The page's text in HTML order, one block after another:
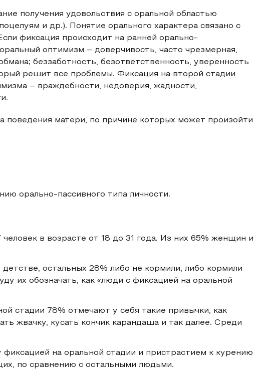
получения удовольствия с оральной областью
и др.). Понятие орального характера связано с
фиксация происходит на ранней орально-
оптимизм – доверчивость, часто чрезмерная,
беззаботность, безответственность, уверенность
решит все проблемы. Фиксация на второй стадии
– враждебности, недоверия, жадности,
поведения матери, по причине которых может произойти
орально-пассивного типа личности.
человек в возрасте от 18 до 31 года. Из них 65% женщин и
остальных 28% либо не кормили, либо кормили
их обозначать, как «люди с фиксацией на оральной
стадии 78% отмечают у себя такие привычки, как
жвачку, кусать кончик карандаша и так далее. Среди
фиксацией на оральной стадии и пристрастием к курению
по сравнению с остальными людьми.